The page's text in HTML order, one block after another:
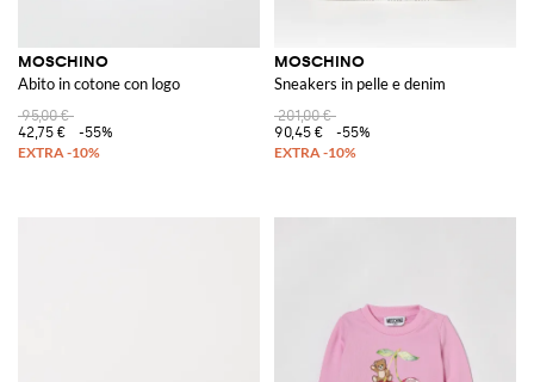
MOSCHINO
Abito in cotone con logo
95,00 €
42,75 €
-55%
MOSCHINO
Sneakers in pelle e denim
201,00 €
90,45 €
-55%